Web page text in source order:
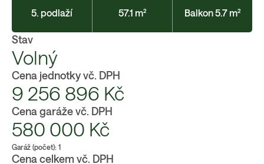
5. podlaží 57.1 m² Balkon 5.7 m²
Stav
Volný
Cena jednotky vč. DPH
9 256 896 Kč
Cena garáže vč. DPH
580 000 Kč
Garáž (počet): 1
Cena celkem vč. DPH